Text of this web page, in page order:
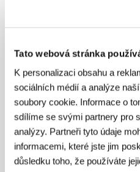
Tato webová stránka
K personalizaci obsahu a
sociálních médií a analýze
soubory cookie. Informace o
sdílíme se svými partnery pro
analýzy. Partneři tyto údaje
informacemi, které jste jim
důsledku toho, že používáte
Režie Lírio Ferreira /
Lacerda, Eduardo Nunes,
Murilo Salles/ Hudba
& Pupillo/ StřihVânia
Cinema
Guilherme Weber, Giulia
Nachtergaele, Renata
Mello, Mariana Lima,
Vasconcelos, José Celso
de Jesus Bacarelli,
Peréio, Suyane Moreira/